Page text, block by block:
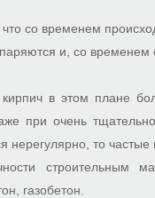
что со временем
и, со временем
в этом плане
при очень
нерегулярно, то
строительным
газобетон.